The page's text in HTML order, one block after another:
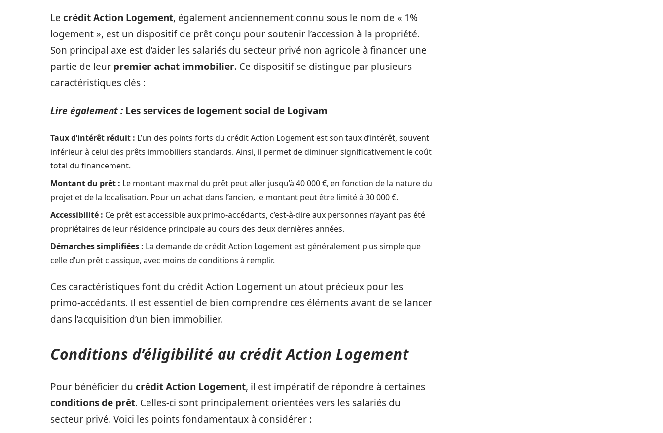
Le crédit Action Logement, également anciennement connu sous le nom de « 1%
logement », est un dispositif de prêt conçu pour soutenir l’accession à la propriété.
Son principal axe est d’aider les salariés du secteur privé non agricole à financer une
partie de leur premier achat immobilier. Ce dispositif se distingue par plusieurs
caractéristiques clés :
Lire également : Les services de logement social de Logivam
Taux d’intérêt réduit : L’un des points forts du crédit Action Logement est son taux d’intérêt, souvent
inférieur à celui des prêts immobiliers standards. Ainsi, il permet de diminuer significativement le coût
total du financement.
Montant du prêt : Le montant maximal du prêt peut aller jusqu’à 40 000 €, en fonction de la nature du
projet et de la localisation. Pour un achat dans l’ancien, le montant peut être limité à 30 000 €.
Accessibilité : Ce prêt est accessible aux primo-accédants, c’est-à-dire aux personnes n’ayant pas été
propriétaires de leur résidence principale au cours des deux dernières années.
Démarches simplifiées : La demande de crédit Action Logement est généralement plus simple que
celle d’un prêt classique, avec moins de conditions à remplir.
Ces caractéristiques font du crédit Action Logement un atout précieux pour les
primo-accédants. Il est essentiel de bien comprendre ces éléments avant de se lancer
dans l’acquisition d’un bien immobilier.
Conditions d’éligibilité au crédit Action Logement
Pour bénéficier du crédit Action Logement, il est impératif de répondre à certaines
conditions de prêt. Celles-ci sont principalement orientées vers les salariés du
secteur privé. Voici les points fondamentaux à considérer :